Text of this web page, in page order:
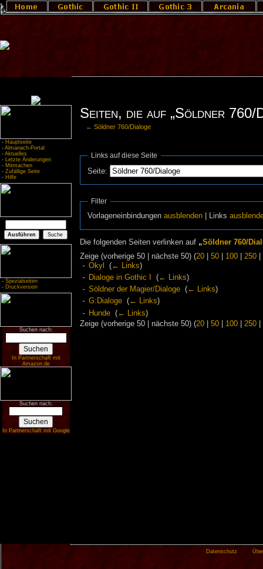
- Hauptseite
- Almanach-Portal
- Aktuelles
- Letzte Änderungen
- Mitmachen
- Zufällige Seite
- Hilfe
- Spezialseiten
- Druckversion
Suchen nach:
In Partnerschaft mit
Amazon.de
Suchen nach:
In Partnerschaft mit Google
Seiten, die auf „Söldner 760/
←Söldner 760/Dialoge
Links auf diese Seite
Seite:
Filter
Vorlageneinbindungenausblenden | Links
Die folgenden Seiten verlinken auf „Söldner 760/
Zeige (vorherige 50 | nächste 50) (20| 50| 100| 250|
Okyl
(← Links)
Dialoge in Gothic I
(← Links)
Söldner der Magier/Dialoge‎ (← Links)
G:Dialoge‎ (← Links)
Hunde‎ (← Links)
Zeige (vorherige 50 | nächste 50) (20| 50| 100| 250|
Datenschutz